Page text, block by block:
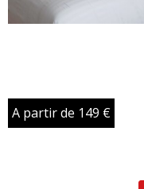
A partir de 149 €